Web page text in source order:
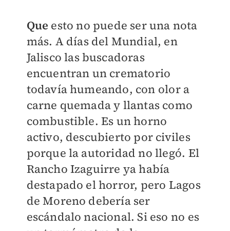
Que esto no puede ser una nota
más. A días del Mundial, en
Jalisco las buscadoras
encuentran un crematorio
todavía humeando, con olor a
carne quemada y llantas como
combustible. Es un horno
activo, descubierto por civiles
porque la autoridad no llegó. El
Rancho Izaguirre ya había
destapado el horror, pero Lagos
de Moreno debería ser
escándalo nacional. Si eso no es